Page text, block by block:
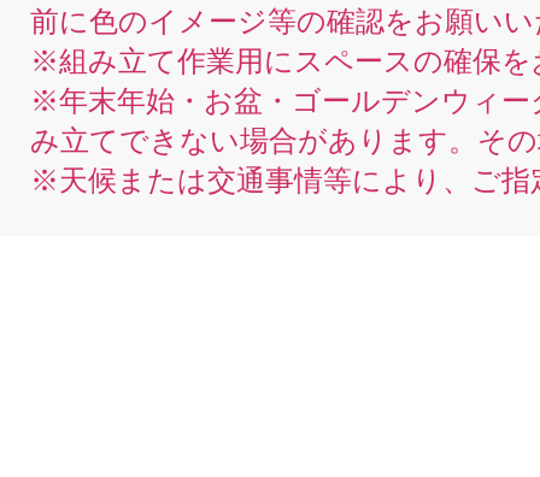
前に色のイメージ等の確認をお願い
※組み立て作業用にスペースの確保
※年末年始・お盆・ゴールデンウィ
み立てできない場合があります。そ
※天候または交通事情等により、ご